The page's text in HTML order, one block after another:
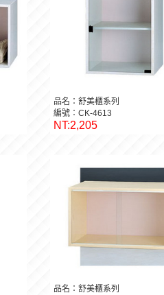
品名：舒美櫃系列
編號：CK-4613
NT:2,205
品名：舒美櫃系列